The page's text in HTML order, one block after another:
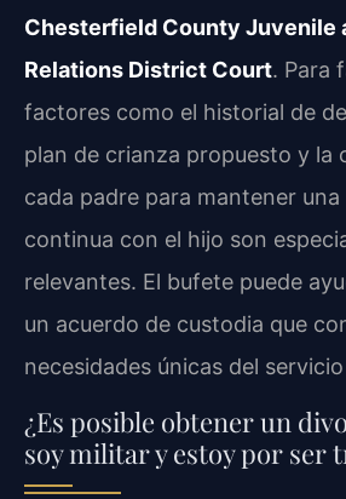
Chesterfield County Juvenile
Relations District Court. Para
factores como el historial de
plan de crianza propuesto y la
cada padre para mantener una
continua con el hijo son
relevantes. El bufete puede
un acuerdo de custodia que
necesidades únicas del
¿Es posible obtener un
soy militar y estoy por ser